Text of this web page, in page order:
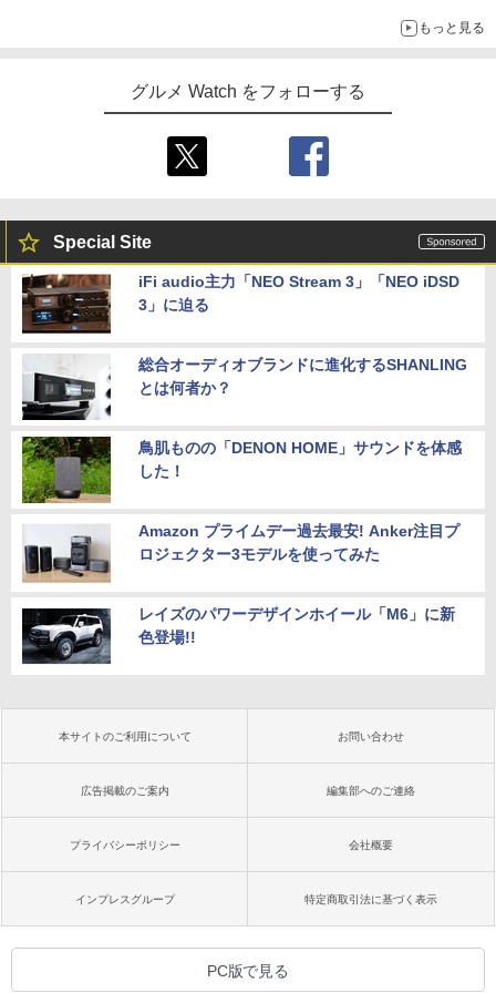
もっと見る
グルメ Watch をフォローする
Special Site
iFi audio主力「NEO Stream 3」「NEO iDSD
3」に迫る
総合オーディオブランドに進化するSHANLING
とは何者か？
鳥肌ものの「DENON HOME」サウンドを体感
した！
Amazon プライムデー過去最安! Anker注目プ
ロジェクター3モデルを使ってみた
レイズのパワーデザインホイール「M6」に新
色登場!!
本サイトのご利用について お問い合わせ
広告掲載のご案内 編集部へのご連絡
プライバシーポリシー 会社概要
インプレスグループ 特定商取引法に基づく表示
PC版で見る